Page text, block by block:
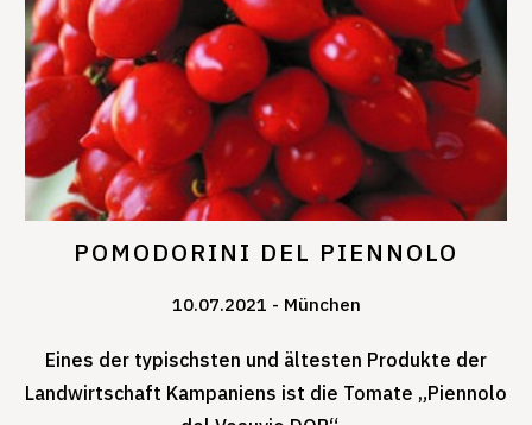
10.07.2021 München
POMODORINI DEL PIENNOLO
Eines der typischsten und ältesten Produkte der
Landwirtschaft Kampaniens ist die Tomate „Piennolo